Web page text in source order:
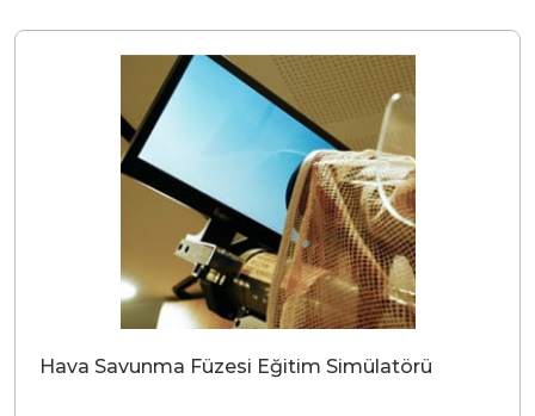
Hava Savunma Füzesi Eğitim Simülatörü